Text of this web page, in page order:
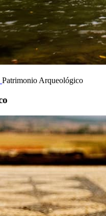
Patrimonio Arqueológico